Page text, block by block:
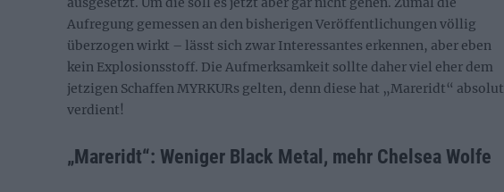
Aufregung gemessen an den bisherigen Veröffentlichungen völlig
überzogen wirkt – lässt sich zwar Interessantes erkennen, aber eben
kein Explosionsstoff. Die Aufmerksamkeit sollte daher viel eher dem
jetzigen Schaffen MYRKURs gelten, denn diese hat „Mareridt“ absolut
verdient!
„Mareridt“: Weniger Black Metal, mehr Chelsea Wolfe